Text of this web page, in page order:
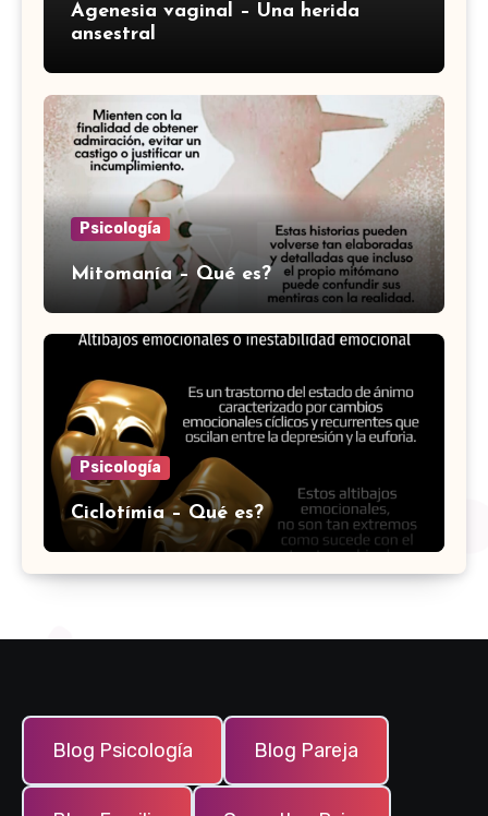
Agenesia vaginal – Una herida
ansestral
Psicología
Mitomanía – Qué es?
Psicología
Ciclotímia – Qué es?
Blog Psicología Blog Pareja